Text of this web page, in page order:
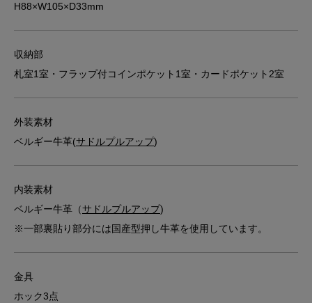
H88×W105×D33mm
収納部
札室1室・フラップ付コインポケット1室・カードポケット2室
外装素材
ベルギー牛革(サドルプルアップ)
内装素材
ベルギー牛革（サドルプルアップ)
※一部裏貼り部分には国産型押し牛革を使用しています。
金具
ホック3点